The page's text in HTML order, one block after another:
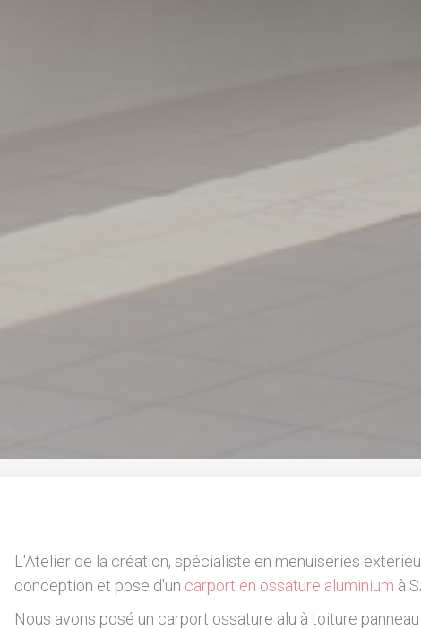
L'Atelier de la création, spécialiste en menuiseries
conception et pose d'un carport en ossature aluminium à
Nous avons posé un carport ossature alu à toiture